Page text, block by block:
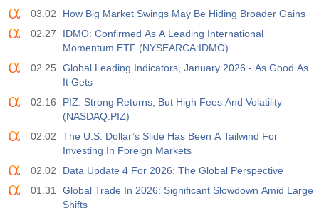
03.02
How Big Market Swings May Be Hiding Broader Gains
02.27
IDMO: Confirmed As A Leading International
Momentum ETF (NYSEARCA:IDMO)
02.25
Global Leading Indicators, January 2026 - As Good As
It Gets
02.16
PIZ: Strong Returns, But High Fees And Volatility
(NASDAQ:PIZ)
02.02
The U.S. Dollar’s Slide Has Been A Tailwind For
Investing In Foreign Markets
02.02
Data Update 4 For 2026: The Global Perspective
01.31
Global Trade In 2026: Significant Slowdown Amid Large
Shifts